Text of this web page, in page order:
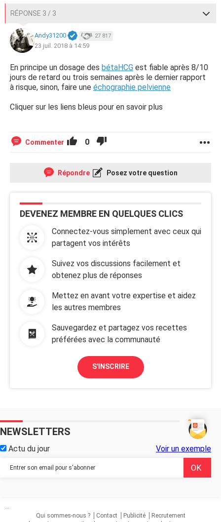
RÉPONSE 3 / 3
Andy31200 27 817
23 juil. 2018 à 14:59
En principe un dosage des bétaHCG est fiable après 8/10
jours de retard ou trois semaines après le dernier rapport
à risque, sinon, faire une échographie pelvienne
Cliquer sur les liens bleus pour en savoir plus
Commenter 0
Répondre Posez votre question
DEVENEZ MEMBRE EN QUELQUES CLICS
Connectez-vous simplement avec ceux qui
partagent vos intérêts
Suivez vos discussions facilement et
obtenez plus de réponses
Mettez en avant votre expertise et aidez
les autres membres
Sauvegardez et partagez vos recettes
préférées avec la communauté
S'INSCRIRE
NEWSLETTERS
Actu du jour Voir un exemple
...
Qui sommes-nous ?
Contact Publicité
Recrutement